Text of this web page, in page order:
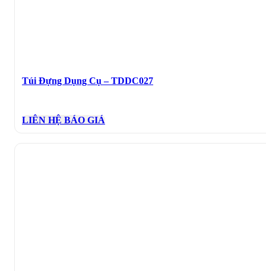
Túi Đựng Dụng Cụ – TDDC027
LIÊN HỆ BÁO GIÁ